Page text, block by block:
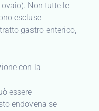
Non tutte le
escluse
gastro-enterico,
con la
essere
endovena se